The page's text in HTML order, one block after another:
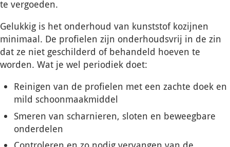
te vergoeden.
Gelukkig is het onderhoud van kunststof kozijnen
minimaal. De profielen zijn onderhoudsvrij in de zin
dat ze niet geschilderd of behandeld hoeven te
worden. Wat je wel periodiek doet:
Reinigen van de profielen met een zachte doek en
mild schoonmaakmiddel
Smeren van scharnieren, sloten en beweegbare
onderdelen